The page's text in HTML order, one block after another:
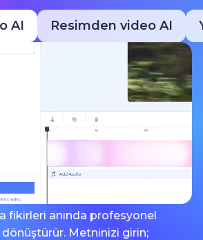
AI Resimden video AI
fikirleri anında profesyonel
Metninizi girin;